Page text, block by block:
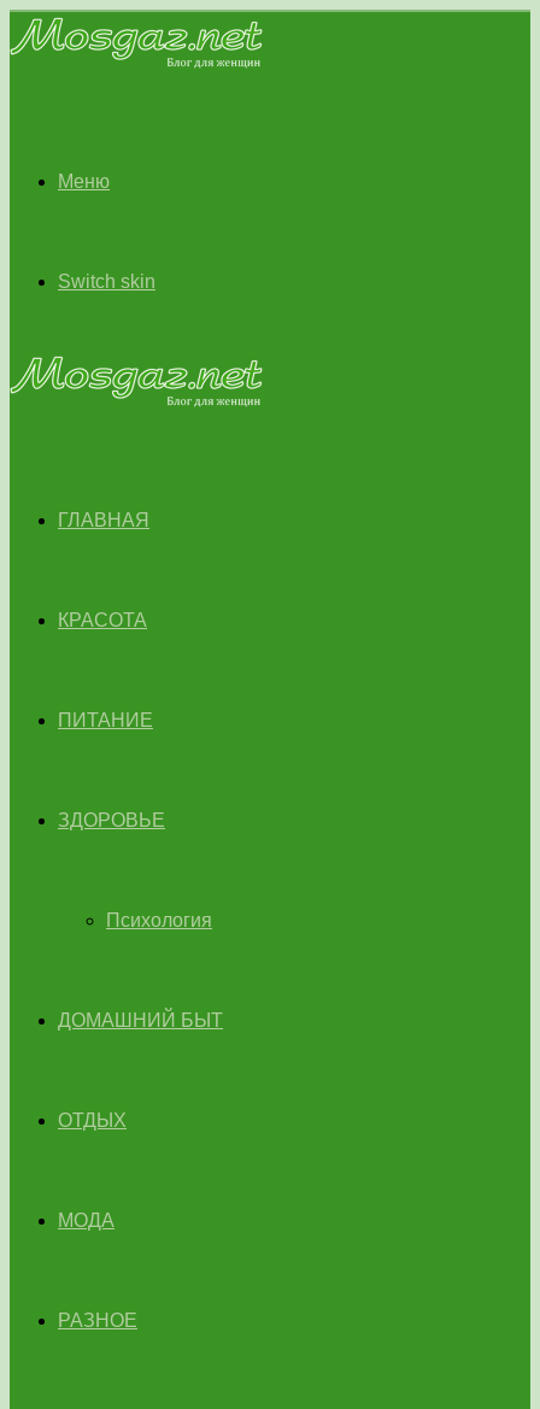
Меню
Switch skin
ГЛАВНАЯ
КРАСОТА
ПИТАНИЕ
ЗДОРОВЬЕ
Психология
ДОМАШНИЙ БЫТ
ОТДЫХ
МОДА
РАЗНОЕ